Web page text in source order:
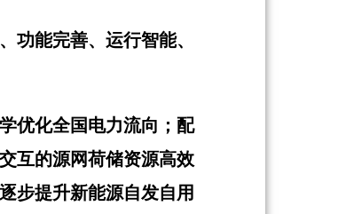
功能完善、运行智能、
优化全国电力流向；配
互的源网荷储资源高效
步提升新能源自发自用